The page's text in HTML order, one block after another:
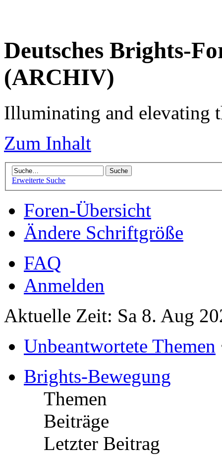
Deutsches Brights-
(ARCHIV)
Illuminating and elevating
Zum Inhalt
Erweiterte Suche
Foren-Übersicht
Ändere Schriftgröße
FAQ
Anmelden
Aktuelle Zeit: Sa 8. Aug
Unbeantwortete Themen
Brights-Bewegung
Themen
Beiträge
Letzter Beitrag